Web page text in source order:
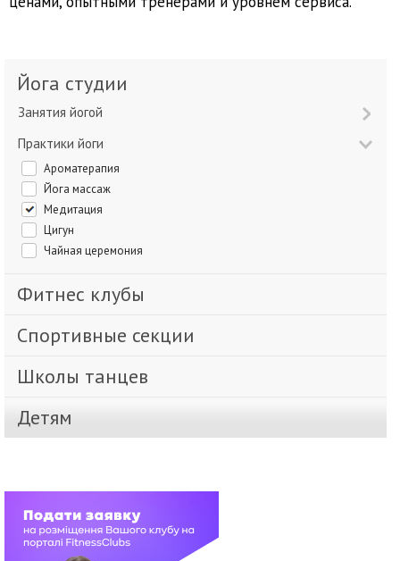
Йога студии
Занятия йогой
Практики йоги
Ароматерапия
Йога массаж
Медитация
Цигун
Чайная церемония
Фитнес клубы
Спортивные секции
Школы танцев
Детям